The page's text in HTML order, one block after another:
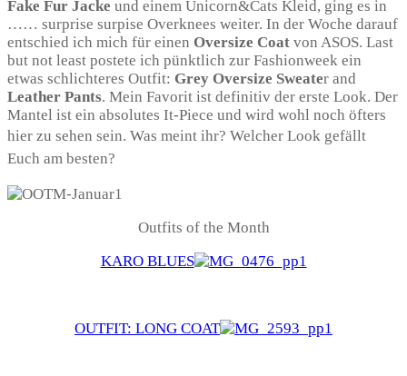
Fake Fur Jacke und einem Unicorn&Cats Kleid, ging es in
…… surprise surpise Overknees weiter. In der Woche darauf
entschied ich mich für einen Oversize Coat von ASOS. Last
but not least postete ich pünktlich zur Fashionweek ein
etwas schlichteres Outfit: Grey Oversize Sweater and
Leather Pants. Mein Favorit ist definitiv der erste Look. Der
Mantel ist ein absolutes It-Piece und wird wohl noch öfters
hier zu sehen sein. Was meint ihr? Welcher Look gefällt
Euch am besten?
Outfits of the Month
KARO BLUES
OUTFIT: LONG COAT